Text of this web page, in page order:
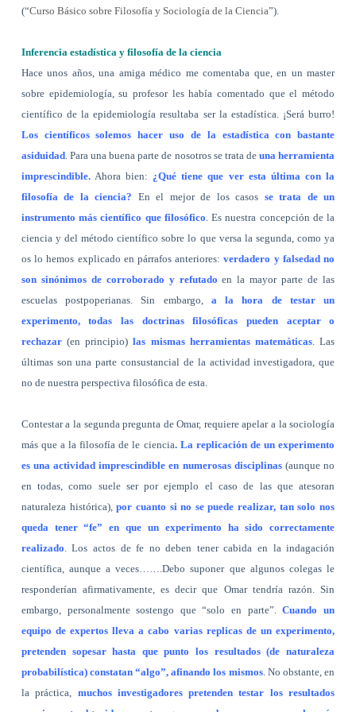
(“Curso Básico sobre Filosofía y Sociología de la Ciencia”).
Inferencia estadística y filosofía de la ciencia
Hace unos años, una amiga médico me comentaba que, en un master
sobre epidemiología, su profesor les había comentado que el método
científico de la epidemiología resultaba ser la estadística. ¡Será burro!
Los científicos solemos hacer uso de la estadística con bastante
asiduidad. Para una buena parte de nosotros se trata de una herramienta
imprescindible.Ahora bien: ¿Qué tiene que ver esta última con la
filosofía de la ciencia? En el mejor de los casos se trata de un
instrumento más científico que filosófico. Es nuestra concepción de la
ciencia y del método científico sobre lo que versa la segunda, como ya
os lo hemos explicado en párrafos anteriores:verdadero y falsedad no
son sinónimos de corroborado y refutado en la mayor parte de las
escuelas postpoperianas. Sin embargo, a la hora de testar un
experimento, todas las doctrinas filosóficas pueden aceptar o
rechazar(en principio) las mismas herramientas matemáticas. Las
últimas son una parte consustancial de la actividad investigadora, que
no de nuestra perspectiva filosófica de esta.
Contestar a la segunda pregunta de Omar, requiere apelar a la sociología
más que a la filosofía de le ciencia. La replicación de un experimento
es una actividad imprescindible en numerosas disciplinas(aunque no
en todas, como suele ser por ejemplo el caso de las que atesoran
naturaleza histórica),por cuanto si no se puede realizar, tan solo nos
queda tener “fe” en que un experimento ha sido correctamente
realizado. Los actos de fe no deben tener cabida en la indagación
científica, aunque a veces…….Debo suponer que algunos colegas le
responderían afirmativamente, es decir que Omar tendría razón. Sin
embargo, personalmente sostengo que “solo en parte”.Cuando un
equipo de expertos lleva a cabo varias replicas de un experimento,
pretenden sopesar hasta que punto los resultados (de naturaleza
probabilística) constatan “algo”, afinando los mismos. No obstante, en
la práctica, muchos investigadores pretenden testar los resultados